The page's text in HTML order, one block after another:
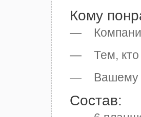
Кому
— Компании
— Тем, кто
— Вашему
Состав: